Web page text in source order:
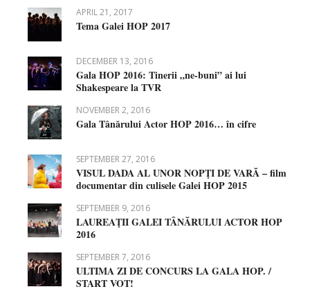
APRIL 21, 2017
Tema Galei HOP 2017
DECEMBER 13, 2016
Gala HOP 2016: Tinerii „ne-buni” ai lui
Shakespeare la TVR
NOVEMBER 2, 2016
Gala Tânărului Actor HOP 2016… în cifre
SEPTEMBER 27, 2016
VISUL DADA AL UNOR NOPŢI DE VARĂ – film
documentar din culisele Galei HOP 2015
SEPTEMBER 9, 2016
LAUREAŢII GALEI TÂNĂRULUI ACTOR HOP
2016
SEPTEMBER 7, 2016
ULTIMA ZI DE CONCURS LA GALA HOP. /
START VOT!